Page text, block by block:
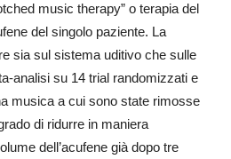
music therapy” o terapia del
del singolo paziente. La
sia sul sistema uditivo che sulle
analisi su 14 trial randomizzati e
musica a cui sono state rimosse
di ridurre in maniera
dell’acufene già dopo tre